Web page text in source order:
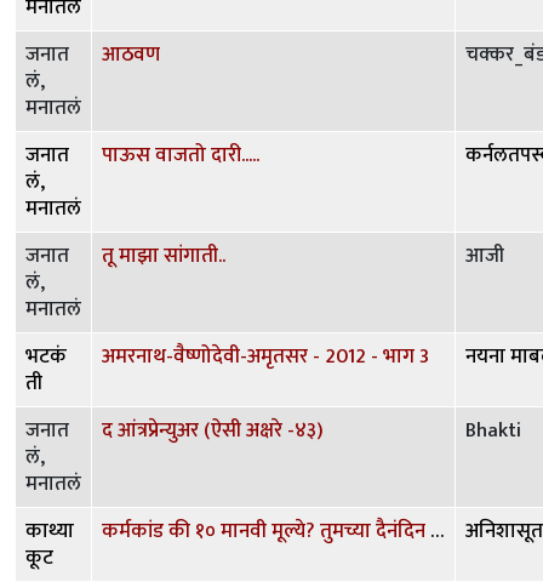
मनातलं
जनात
लं,
मनातलं
आठवण
जनात
लं,
मनातलं
पाऊस वाजतो दारी.....
जनात
लं,
मनातलं
तू माझा सांगाती.. आजी
भटकं
ती
अमरनाथ-वैष्णोदेवी-अमृतसर - 2012 - भाग 3 नयना
जनात
लं,
मनातलं
द आंत्रप्रेन्युअर (ऐसी अक्षरे -४३) Bhakti
काथ्या
कूट
कर्मकांड की १० मानवी मूल्ये? तुमच्या दैनंदिन जगण्यातली 'धर्माची' व्याख्या काय? अनिशासूत